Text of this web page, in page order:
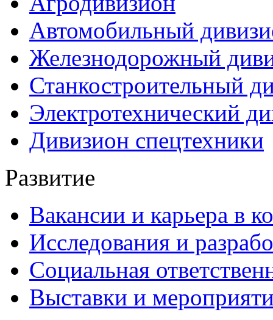
Автомобильный
Железнодорожный
Станкостроительный
Электротехнический
Дивизион спецтехники
Развитие
Вакансии и карьера в
Исследования и
Социальная
Выставки и